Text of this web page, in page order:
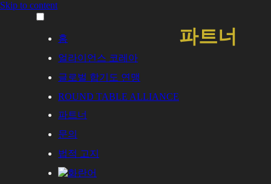
Skip to content
홈
얼라이언스 코레아
글로벌 합기도 연맹
ROUND TABLE ALLIANCE
파트너
문의
법적 고지
파트너